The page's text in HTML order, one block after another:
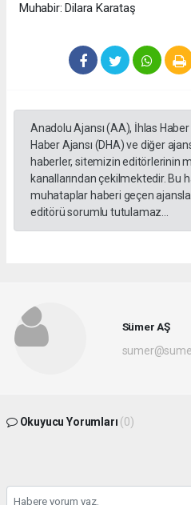
Muhabir: Dilara Karataş
Anadolu Ajansı (AA), İhlas
Haber Ajansı (DHA) ve diğer
haberler, sitemizin editörlerinin
kanallarından çekilmektedir. Bu
muhataplar haberi geçen
editörü sorumlu tutulamaz...
Sümer AŞ
Okuyucu Yorumları (0)